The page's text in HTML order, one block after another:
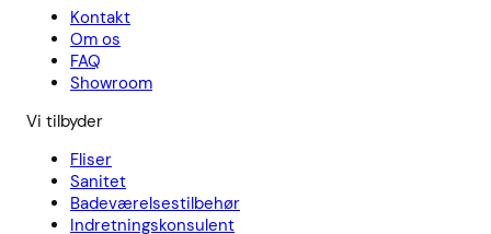
Kontakt
Om os
FAQ
Showroom
Vi tilbyder
Fliser
Sanitet
Badeværelsestilbehør
Indretningskonsulent